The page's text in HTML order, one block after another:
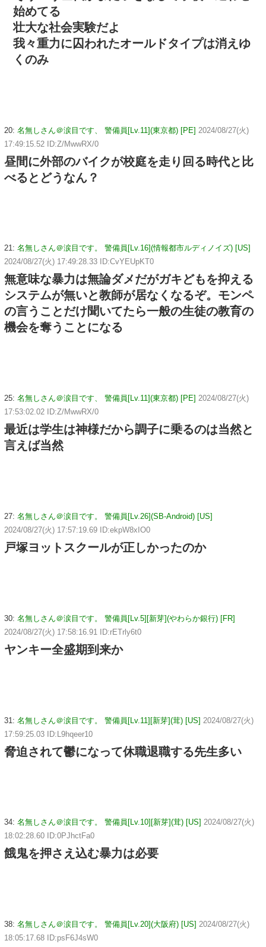
始めてる
壮大な社会実験だよ
我々重力に囚われたオールドタイプは消えゆ
くのみ
20: 名無しさん＠涙目です、 警備員[Lv.11](東京都) [PE] 2024/08/27(火)
17:49:15.52 ID:Z/MwwRX/0
昼間に外部のバイクが校庭を走り回る時代と比
べるとどうなん？
21: 名無しさん＠涙目です。 警備員[Lv.16](情報都市ルディノイズ) [US]
2024/08/27(火) 17:49:28.33 ID:CvYEUpKT0
無意味な暴力は無論ダメだがガキどもを抑える
システムが無いと教師が居なくなるぞ。モンペ
の言うことだけ聞いてたら一般の生徒の教育の
機会を奪うことになる
25: 名無しさん＠涙目です、 警備員[Lv.11](東京都) [PE] 2024/08/27(火)
17:53:02.02 ID:Z/MwwRX/0
最近は学生は神様だから調子に乗るのは当然と
言えば当然
27: 名無しさん＠涙目です。 警備員[Lv.26](SB-Android) [US]
2024/08/27(火) 17:57:19.69 ID:ekpW8xIO0
戸塚ヨットスクールが正しかったのか
30: 名無しさん＠涙目です。 警備員[Lv.5][新芽](やわらか銀行) [FR]
2024/08/27(火) 17:58:16.91 ID:rETrly6t0
ヤンキー全盛期到来か
31: 名無しさん＠涙目です。 警備員[Lv.11][新芽](茸) [US] 2024/08/27(火)
17:59:25.03 ID:L9hqeer10
脅迫されて鬱になって休職退職する先生多い
34: 名無しさん＠涙目です。 警備員[Lv.10][新芽](茸) [US] 2024/08/27(火)
18:02:28.60 ID:0PJhctFa0
餓鬼を押さえ込む暴力は必要
38: 名無しさん＠涙目です。 警備員[Lv.20](大阪府) [US] 2024/08/27(火)
18:05:17.68 ID:psF6J4sW0